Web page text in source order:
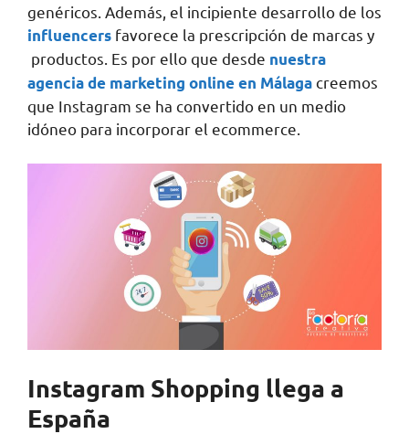
genéricos. Además, el incipiente desarrollo de los
influencers favorece la prescripción de marcas y
productos. Es por ello que desde nuestra
agencia de marketing online en Málagacreemos
que Instagram se ha convertido en un medio
idóneo para incorporar el ecommerce.
Instagram Shopping llega a
España